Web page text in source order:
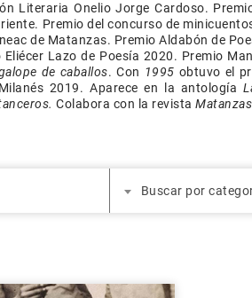
Literaria Onelio Jorge Cardoso.
Premio del concurso de
de Matanzas. Premio Aldabón de
Eliécer Lazo de Poesía 2020. Premio
de caballos. Con 1995 obtuvo el
2019. Aparece en la antología
Colabora con la revista
Buscar por